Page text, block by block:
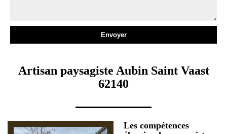
Artisan paysagiste Aubin Saint Vaast
62140
Les compétences